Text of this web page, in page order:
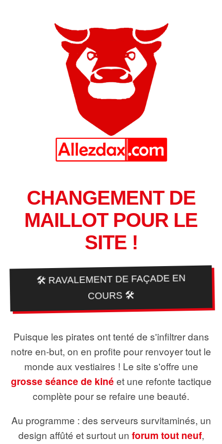
CHANGEMENT DE
MAILLOT POUR LE
SITE !
🛠️ RAVALEMENT DE FAÇADE EN
COURS 🛠️
Puisque les pirates ont tenté de s'infiltrer dans
notre en-but, on en profite pour renvoyer tout le
monde aux vestiaires ! Le site s'offre une
grosse séance de kiné et une refonte tactique
complète pour se refaire une beauté.
Au programme : des serveurs survitaminés, un
design affûté et surtout un forum tout neuf,